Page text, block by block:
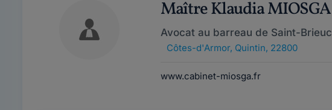
Maître Klaudia MIOSGA
Avocat au barreau de Saint-Brieuc
Côtes-d'Armor, Quintin, 22800
www.cabinet-miosga.fr